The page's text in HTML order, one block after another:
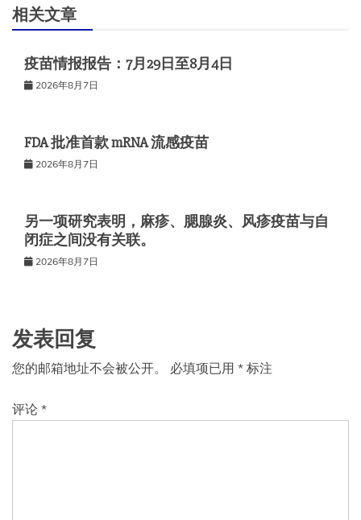
相关文章
疫苗情报报告：7月29日至8月4日
2026年8月7日
FDA 批准首款 mRNA 流感疫苗
2026年8月7日
另一项研究表明，麻疹、腮腺炎、风疹疫苗与自
闭症之间没有关联。
2026年8月7日
发表回复
您的邮箱地址不会被公开。 必填项已用 * 标注
评论 *